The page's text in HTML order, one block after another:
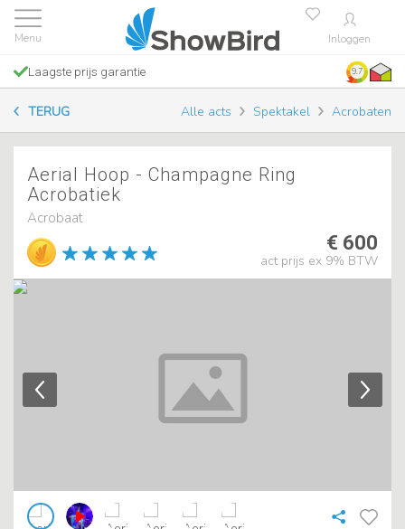
Inloggen
Laagste prijs garantie 9.7
TERUG Alle acts Spektakel Acrobaten
Aerial Hoop - Champagne Ring
Acrobatiek
Acrobaat
€ 600
act prijs ex 9% BTW